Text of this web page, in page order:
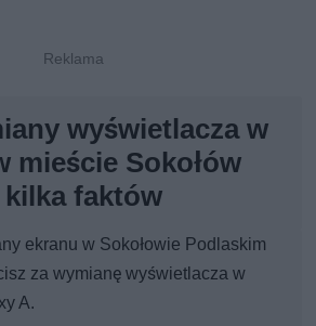
wyświetlacza w
mieście Sokołów
faktów
ekranu w Sokołowie Podlaskim
za wymianę wyświetlacza w
A.